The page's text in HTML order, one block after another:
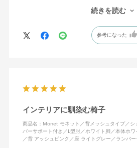
MonEtを購入しました。やや固めの椅子
になじんでくるのではと思っています。
いますが、ややキャスターがよく動きす
か。
続きを読む
参考になった
インテリアに馴染む椅子
商品名：Monet モネット／背メッシュタイプ／シ
バーサポート付き／L型肘／ホワイト脚／本体ホ
／背 アッシュピンク／座 ライトグレー／ランバ